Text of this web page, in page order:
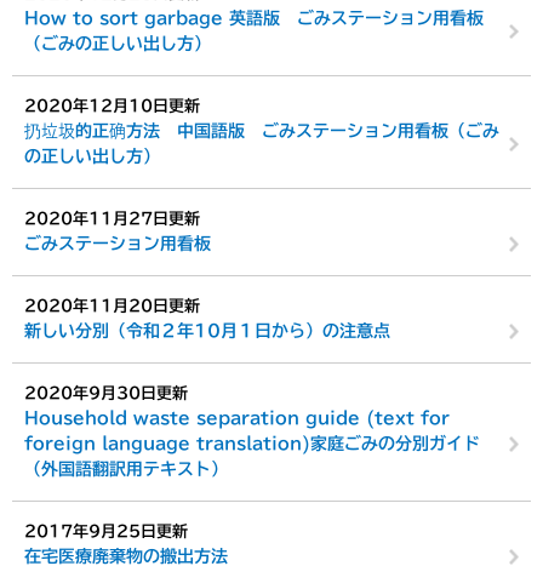
How to sort garbage 英語版 ごみステーション用看板
（ごみの正しい出し方）
2020年12月10日更新
扔垃圾的正确方法 中国語版 ごみステーション用看板（ごみ
の正しい出し方）
2020年11月27日更新
ごみステーション用看板
2020年11月20日更新
新しい分別（令和２年10月１日から）の注意点
2020年9月30日更新
Household waste separation guide (text for
foreign language translation)家庭ごみの分別ガイド
（外国語翻訳用テキスト）
2017年9月25日更新
在宅医療廃棄物の搬出方法